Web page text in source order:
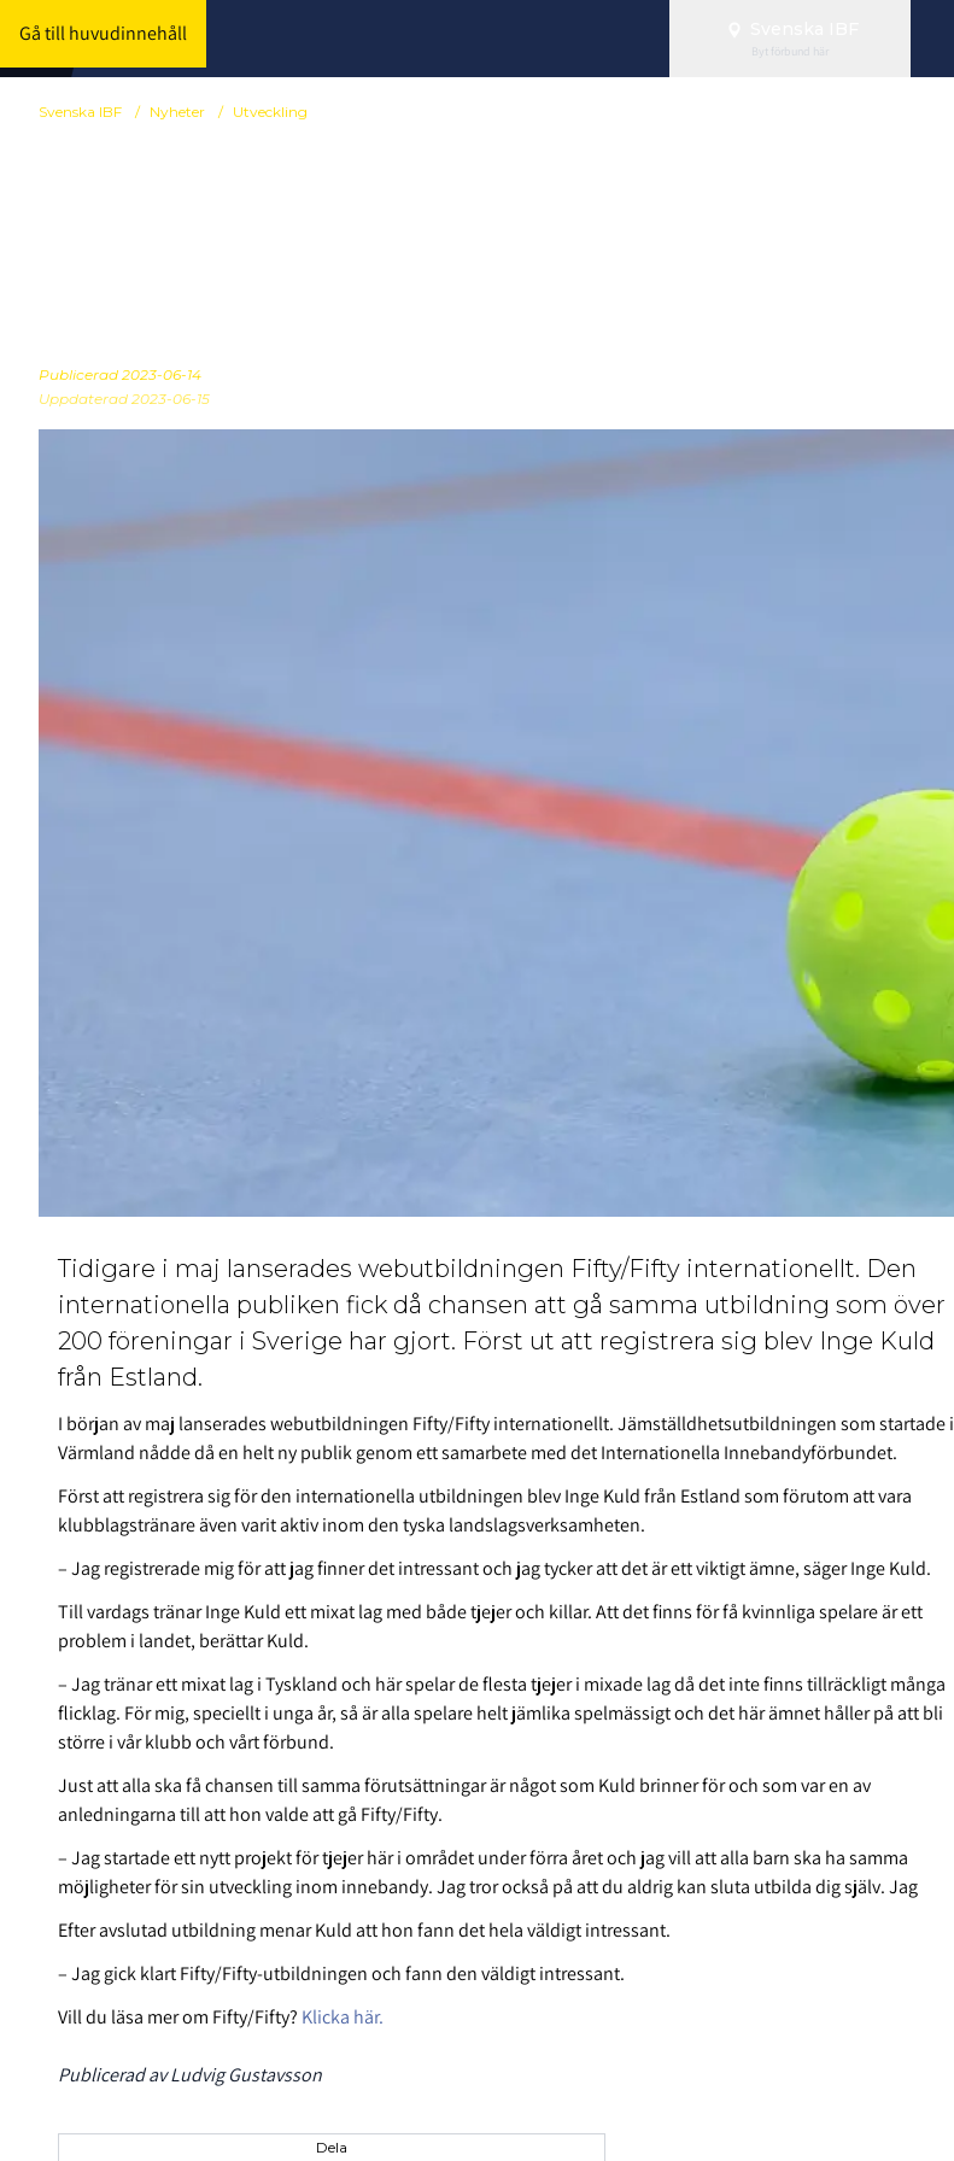
Gå till huvudinnehåll
Byt förbund här
Svenska IBF / Nyheter / Utveckling
Publicerad 2023-06-14
Uppdaterad 2023-06-15
Tidigare i maj lanserades webutbildningen Fifty/Fifty internationellt. Den
internationella publiken fick då chansen att gå samma utbildning som över
200 föreningar i Sverige har gjort. Först ut att registrera sig blev Inge Kuld
från Estland.
I början av maj lanserades webutbildningen Fifty/Fifty internationellt. Jämställdhetsutbildningen som startade i
Värmland nådde då en helt ny publik genom ett samarbete med det Internationella Innebandyförbundet.
Först att registrera sig för den internationella utbildningen blev Inge Kuld från Estland som förutom att vara
klubblagstränare även varit aktiv inom den tyska landslagsverksamheten.
– Jag registrerade mig för att jag finner det intressant och jag tycker att det är ett viktigt ämne, säger Inge Kuld.
Till vardags tränar Inge Kuld ett mixat lag med både tjejer och killar. Att det finns för få kvinnliga spelare är ett
problem i landet, berättar Kuld.
– Jag tränar ett mixat lag i Tyskland och här spelar de flesta tjejer i mixade lag då det inte finns tillräckligt många
flicklag. För mig, speciellt i unga år, så är alla spelare helt jämlika spelmässigt och det här ämnet håller på att bli
större i vår klubb och vårt förbund.
Just att alla ska få chansen till samma förutsättningar är något som Kuld brinner för och som var en av
anledningarna till att hon valde att gå Fifty/Fifty.
– Jag startade ett nytt projekt för tjejer här i området under förra året och jag vill att alla barn ska ha samma
möjligheter för sin utveckling inom innebandy. Jag tror också på att du aldrig kan sluta utbilda dig själv. Jag
Efter avslutad utbildning menar Kuld att hon fann det hela väldigt intressant.
– Jag gick klart Fifty/Fifty-utbildningen och fann den väldigt intressant.
Vill du läsa mer om Fifty/Fifty? Klicka här.
Publicerad av Ludvig Gustavsson
Dela